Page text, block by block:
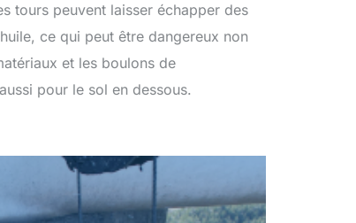
tours peuvent laisser échapper des
ce qui peut être dangereux non
et les boulons de
pour le sol en dessous.